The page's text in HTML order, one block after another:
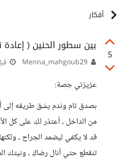
أفكار
5
بين سطور الحنين (
عزيزتي حِصة:
بصدق تام وندم يشق طريقه إلى
من الداخل ، أعتذر لكِ على كل
قد لا يكفي ليضمد الجراح ،
تنقطع حتي أنال رضاكِ ، ونيتك